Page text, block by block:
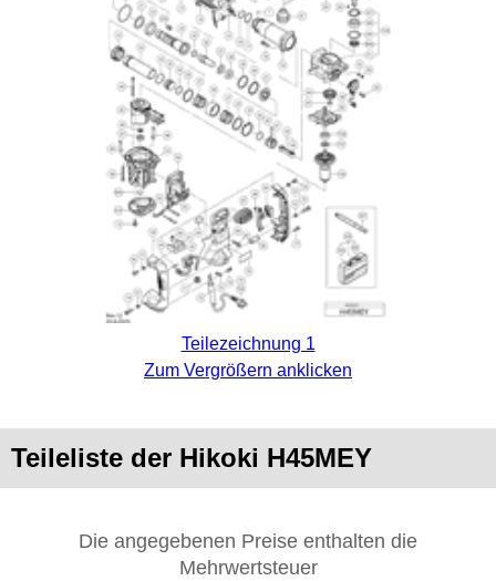
Teilezeichnung 1
Zum Vergrößern anklicken
Teileliste der Hikoki H45MEY
Die angegebenen Preise enthalten die
Mehrwertsteuer